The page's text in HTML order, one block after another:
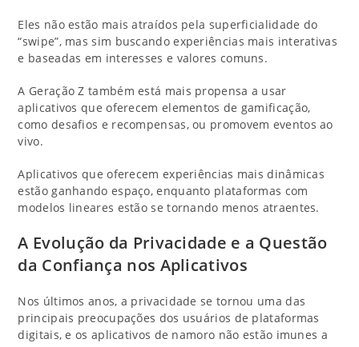
Eles não estão mais atraídos pela superficialidade do
“swipe”, mas sim buscando experiências mais interativas
e baseadas em interesses e valores comuns.
A Geração Z também está mais propensa a usar
aplicativos que oferecem elementos de gamificação,
como desafios e recompensas, ou promovem eventos ao
vivo.
Aplicativos que oferecem experiências mais dinâmicas
estão ganhando espaço, enquanto plataformas com
modelos lineares estão se tornando menos atraentes.
A Evolução da Privacidade e a Questão
da Confiança nos Aplicativos
Nos últimos anos, a privacidade se tornou uma das
principais preocupações dos usuários de plataformas
digitais, e os aplicativos de namoro não estão imunes a